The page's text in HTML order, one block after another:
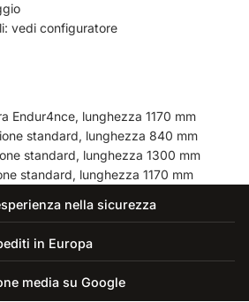
vedi configuratore
Endur4nce, lunghezza 1170 mm
standard, lunghezza 840 mm
standard, lunghezza 1300 mm
standard, lunghezza 1170 mm
nella sicurezza
in Europa
media su Google